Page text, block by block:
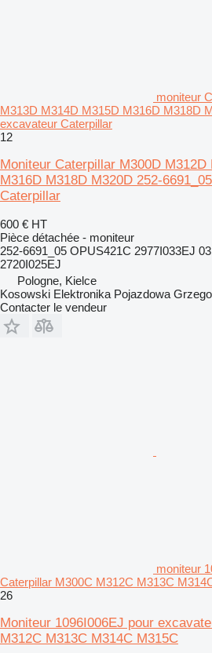
moniteur
M313D M314D M315D M316D M318D
excavateur Caterpillar
12
Moniteur Caterpillar M300D M312D
M316D M318D M320D 252-
Caterpillar
600 € HT
Pièce détachée - moniteur
252-6691_05 OPUS421C 2977I033EJ
2720I025EJ
Pologne, Kielce
Kosowski Elektronika Pojazdowa
Contacter le vendeur
moniteur
Caterpillar M300C M312C M313C
26
Moniteur 1096I006EJ pour
M312C M313C M314C M315C